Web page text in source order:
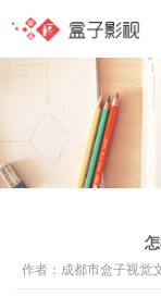
作者： 成都市盒子视觉